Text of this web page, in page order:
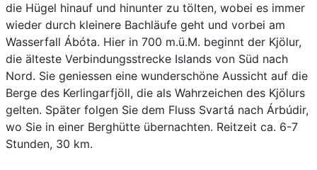
die Hügel hinauf und hinunter zu tölten, wobei es immer
wieder durch kleinere Bachläufe geht und vorbei am
Wasserfall Ábóta. Hier in 700 m.ü.M. beginnt der Kjölur,
die älteste Verbindungsstrecke Islands von Süd nach
Nord. Sie geniessen eine wunderschöne Aussicht auf die
Berge des Kerlingarfjöll, die als Wahrzeichen des Kjölurs
gelten. Später folgen Sie dem Fluss Svartá nach Árbúdir,
wo Sie in einer Berghütte übernachten. Reitzeit ca. 6-7
Stunden, 30 km.